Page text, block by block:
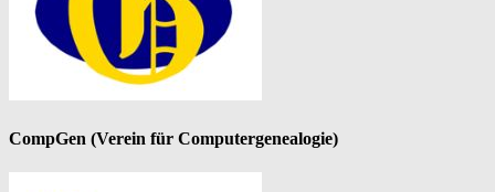
CompGen (Verein für Computergenealogie)